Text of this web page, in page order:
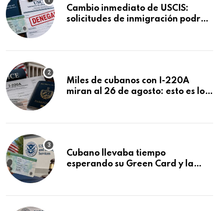
Cambio inmediato de USCIS:
solicitudes de inmigración podrán
Miles de cubanos con I-220A
miran al 26 de agosto: esto es lo
Cubano llevaba tiempo
esperando su Green Card y la